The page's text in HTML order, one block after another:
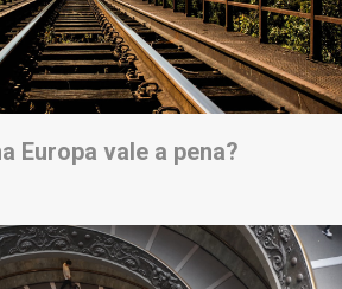
Europa vale a pena?